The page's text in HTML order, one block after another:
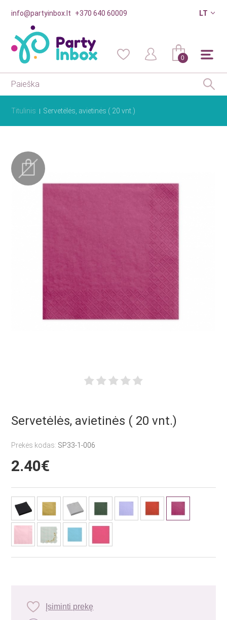
info@partyinbox.lt +370 640 60009 LT
0
Titulinis Servetėlės, avietinės ( 20 vnt.)
Servetėlės, avietinės ( 20 vnt.)
Prekės kodas: SP33-1-006
2.40€
Įsiminti prekę